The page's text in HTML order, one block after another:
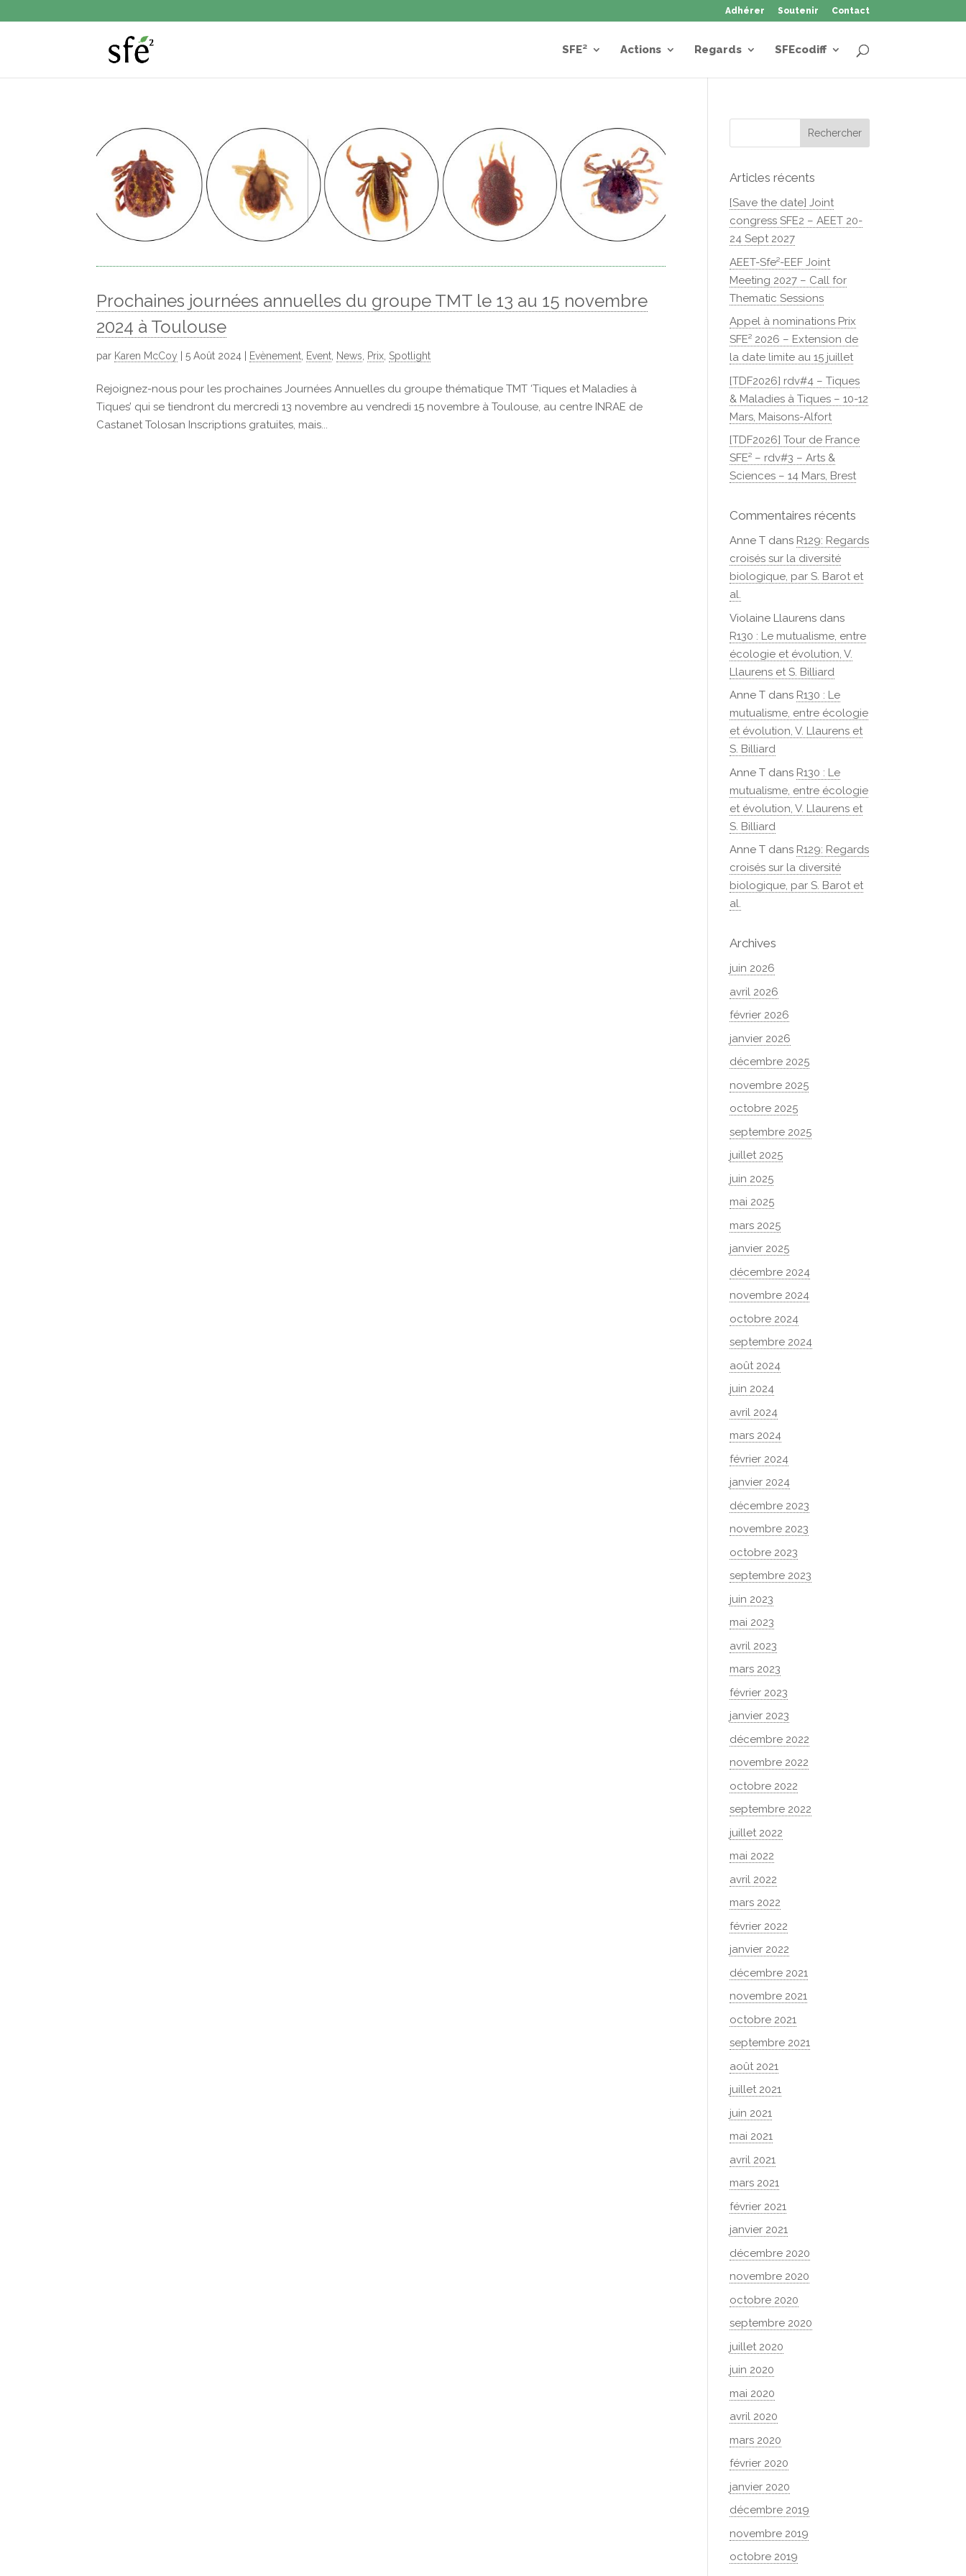
Adhérer Soutenir Contact
SFE² Actions Regards SFEcodiff
Prochaines journées annuelles du groupe TMT le 13 au 15 novembre
2024 à Toulouse
par Karen McCoy |5 Août 2024 Evènement, Event, News, Prix, Spotlight
Rejoignez-nous pour les prochaines Journées Annuelles du groupe thématique TMT ‘Tiques et Maladies à
Tiques’ qui se tiendront du mercredi 13 novembre au vendredi 15 novembre à Toulouse, au centre INRAE de
Castanet Tolosan Inscriptions gratuites, mais...
Articles récents
[Save the date] Joint
congress SFE2 – AEET 20-
24 Sept 2027
AEET-Sfe²-EEF Joint
Meeting 2027 – Call for
Thematic Sessions
Appel à nominations Prix
SFE² 2026 – Extension de
la date limite au 15 juillet
[TDF2026] rdv#4 – Tiques
& Maladies à Tiques – 10-12
Mars, Maisons-Alfort
[TDF2026] Tour de France
SFE² – rdv#3 – Arts &
Sciences – 14 Mars, Brest
Commentaires récents
Anne T dans R129: Regards
croisés sur la diversité
biologique, par S. Barot et
al.
Violaine Llaurens dans
R130 : Le mutualisme, entre
écologie et évolution, V.
Llaurens et S. Billiard
Anne T dans R130 : Le
mutualisme, entre écologie
et évolution, V. Llaurens et
S. Billiard
Anne T dans R130 : Le
mutualisme, entre écologie
et évolution, V. Llaurens et
S. Billiard
Anne T dans R129: Regards
croisés sur la diversité
biologique, par S. Barot et
al.
Archives
juin 2026
avril 2026
février 2026
janvier 2026
décembre 2025
novembre 2025
octobre 2025
septembre 2025
juillet 2025
juin 2025
mai 2025
mars 2025
janvier 2025
décembre 2024
novembre 2024
octobre 2024
septembre 2024
août 2024
juin 2024
avril 2024
mars 2024
février 2024
janvier 2024
décembre 2023
novembre 2023
octobre 2023
septembre 2023
juin 2023
mai 2023
avril 2023
mars 2023
février 2023
janvier 2023
décembre 2022
novembre 2022
octobre 2022
septembre 2022
juillet 2022
mai 2022
avril 2022
mars 2022
février 2022
janvier 2022
décembre 2021
novembre 2021
octobre 2021
septembre 2021
août 2021
juillet 2021
juin 2021
mai 2021
avril 2021
mars 2021
février 2021
janvier 2021
décembre 2020
novembre 2020
octobre 2020
septembre 2020
juillet 2020
juin 2020
mai 2020
avril 2020
mars 2020
février 2020
janvier 2020
décembre 2019
novembre 2019
octobre 2019